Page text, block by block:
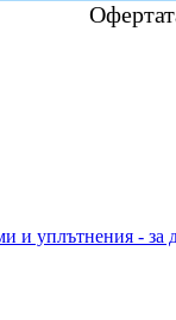
и уплътнения - за